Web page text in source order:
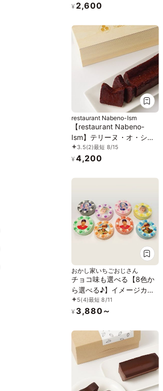
¥ 2,600
restaurant Nabeno-Ism
【restaurant Nabeno-
Ism】テリーヌ・オ・ショ
コラ 七味唐辛子
3.5(2)最短 8/15
¥ 4,200
おかし家いちごおじさん
チョコ味も選べる【8色か
ら選べる♪】イメージカラ
ーのセンイル写真ケーキ 3
号 1～2名様向け
5(4)最短 8/11
¥ 3,880～